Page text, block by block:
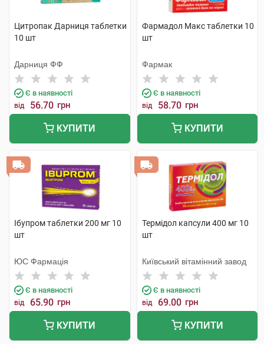
Цитропак Дарниця таблетки
10 шт
Дарниця ФФ
Є в наявності
від 56.70 грн
КУПИТИ
Фармадол Макс таблетки 10
шт
Фармак
Є в наявності
від 58.70 грн
КУПИТИ
Ібупром таблетки 200 мг 10
шт
ЮС Фармація
Є в наявності
від 65.90 грн
КУПИТИ
Термідол капсули 400 мг 10
шт
Київський вітамінний завод
Є в наявності
від 69.00 грн
КУПИТИ